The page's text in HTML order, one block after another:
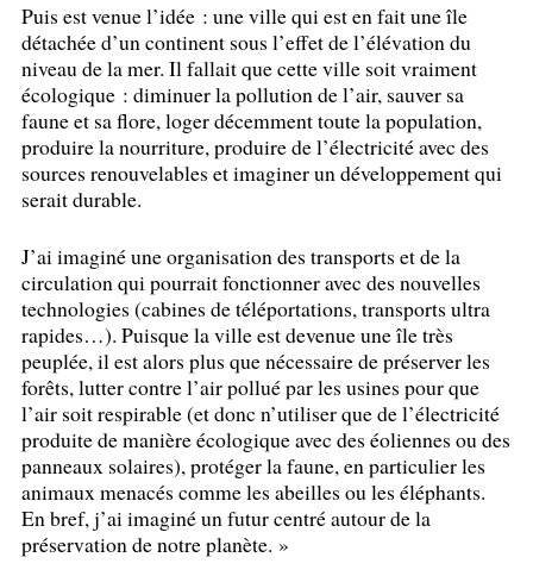
Puis est venue l’idée : une ville qui est en fait une île
détachée d’un continent sous l’effet de l’élévation du
niveau de la mer. Il fallait que cette ville soit vraiment
écologique : diminuer la pollution de l’air, sauver sa
faune et sa flore, loger décemment toute la population,
produire la nourriture, produire de l’électricité avec des
sources renouvelables et imaginer un développement qui
serait durable.
J’ai imaginé une organisation des transports et de la
circulation qui pourrait fonctionner avec des nouvelles
technologies (cabines de téléportations, transports ultra
rapides…). Puisque la ville est devenue une île très
peuplée, il est alors plus que nécessaire de préserver les
forêts, lutter contre l’air pollué par les usines pour que
l’air soit respirable (et donc n’utiliser que de l’électricité
produite de manière écologique avec des éoliennes ou des
panneaux solaires), protéger la faune, en particulier les
animaux menacés comme les abeilles ou les éléphants.
En bref, j’ai imaginé un futur centré autour de la
préservation de notre planète. »